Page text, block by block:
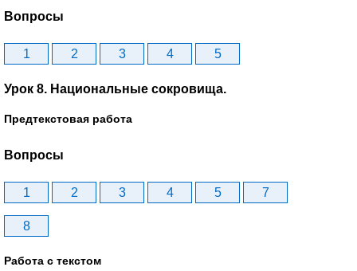
Вопросы
1 2 3 4 5
Урок 8. Национальные сокровища.
Предтекстовая работа
Вопросы
1 2 3 4 5 7
8
Работа с текстом